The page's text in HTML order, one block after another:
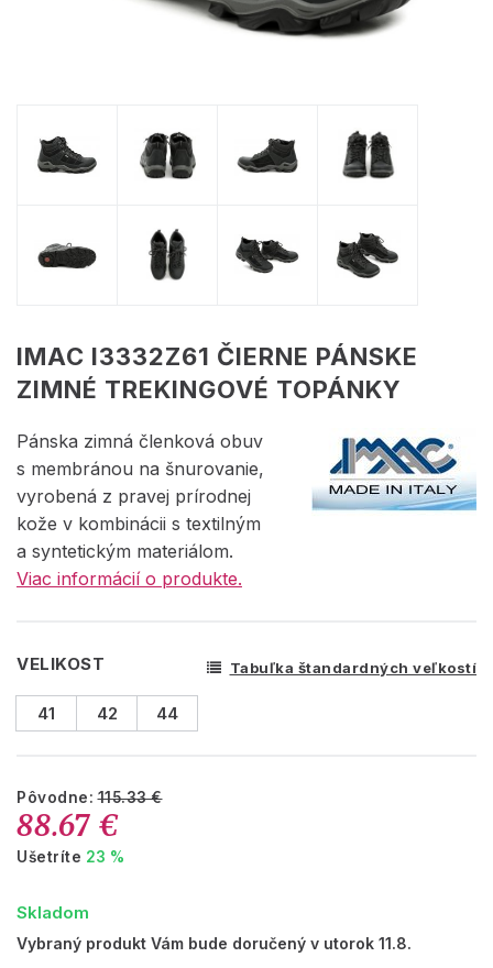
IMAC I3332Z61 ČIERNE PÁNSKE
ZIMNÉ TREKINGOVÉ TOPÁNKY
Pánska zimná členková obuv
s membránou na šnurovanie,
vyrobená z pravej prírodnej
kože v kombinácii s textilným
a syntetickým materiálom.
Viac informácií o produkte.
VELIKOST Tabuľka štandardných veľkostí
41 42 44
Pôvodne:115.33 €
88.67 €
Ušetríte 23 %
Skladom
Vybraný produkt Vám bude doručený v utorok 11.8.